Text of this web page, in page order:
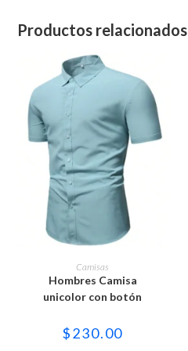
Productos relacionados
SELECCIONAR OPCIONES
producto
tiene
múltiples
variantes.
se
pueden
Camisas
Hombres Camisa
unicolor con botón
$230.00